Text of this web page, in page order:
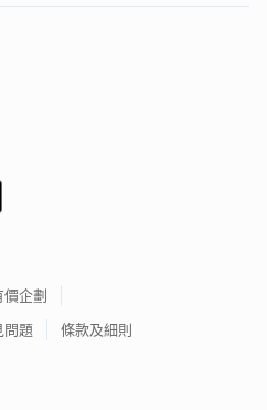
價企劃
問題 條款及細則